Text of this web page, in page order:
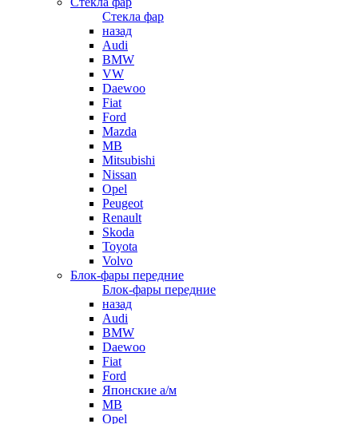
Стекла фар
назад
Audi
BMW
VW
Daewoo
Fiat
Ford
Mazda
MB
Mitsubishi
Nissan
Opel
Peugeot
Renault
Skoda
Toyota
Volvo
Блок-фары передние
Блок-фары передние
назад
Audi
BMW
Daewoo
Fiat
Ford
Японские а/м
MB
Opel